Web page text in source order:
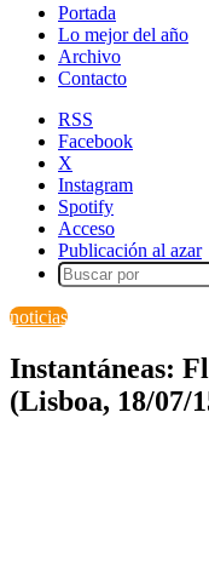
Portada
Lo mejor del año
Archivo
Contacto
RSS
Facebook
X
Instagram
Spotify
Acceso
Publicación al azar
noticias
Instantáneas:
(Lisboa, 18/07/